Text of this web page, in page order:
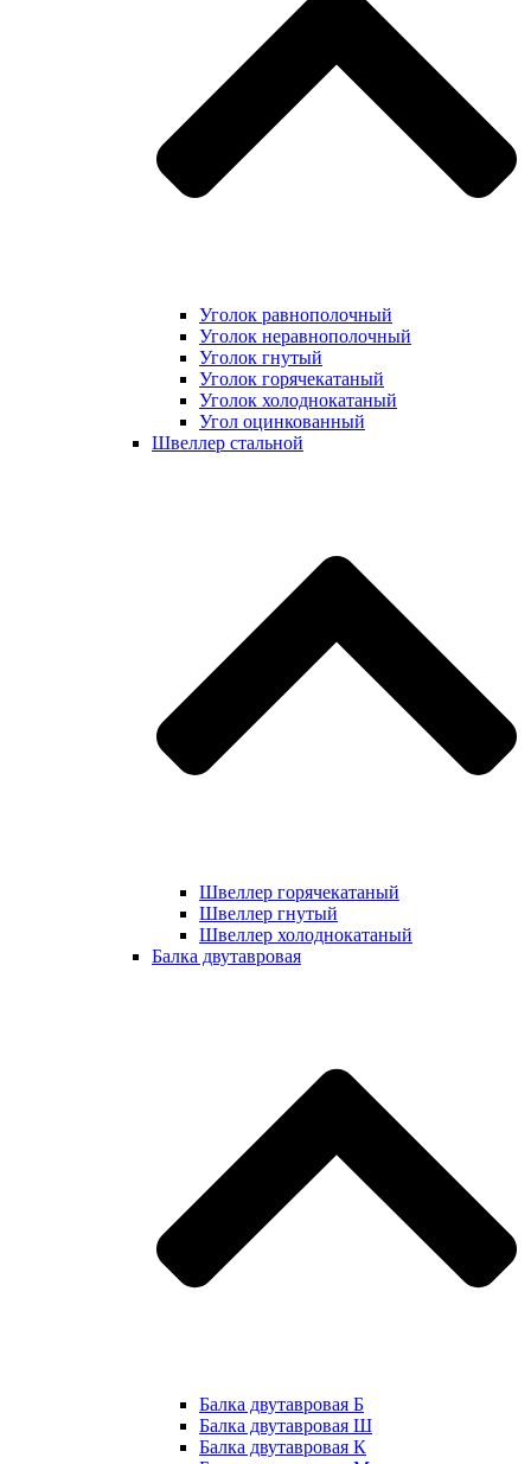
Уголок равнополочный
Уголок неравнополочный
Уголок гнутый
Уголок горячекатаный
Уголок холоднокатаный
Угол оцинкованный
Швеллер стальной
Швеллер горячекатаный
Швеллер гнутый
Швеллер холоднокатаный
Балка двутавровая
Балка двутавровая Б
Балка двутавровая Ш
Балка двутавровая К